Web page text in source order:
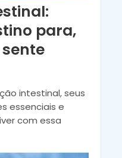
para,
intestinal, seus
essenciais e
com essa